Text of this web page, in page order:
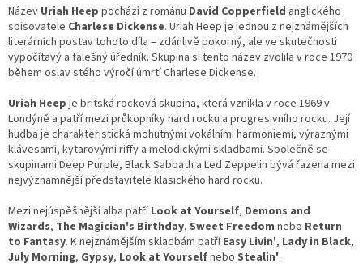
l
á
d
a
c
p
r
v
k
y
v
p
i
s
u
Název Uriah Heep pochází z románu David Copperfield anglického
spisovatele Charlese Dickense. Uriah Heep je jednou z nejznámějších
literárních postav tohoto díla – zdánlivě pokorný, ale ve skutečnosti
vypočítavý a falešný úředník. Skupina si tento název zvolila v roce 1970
během oslav stého výročí úmrtí Charlese Dickense.
Uriah Heep je britská rocková skupina, která vznikla v roce 1969 v
Londýně a patří mezi průkopníky hard rocku a progresivního rocku. Její
hudba je charakteristická mohutnými vokálními harmoniemi, výraznými
klávesami, kytarovými riffy a melodickými skladbami. Společně se
skupinami Deep Purple, Black Sabbath a Led Zeppelin bývá řazena mezi
nejvýznamnější představitele klasického hard rocku.
Mezi nejúspěšnější alba patříLook at Yourself, Demons and
Wizards, The Magician's Birthday, Sweet Freedom nebo Return
to Fantasy. K nejznámějším skladbám patříEasy Livin', Lady in Black,
July Morning, Gypsy, Look at Yourselfnebo Stealin'.